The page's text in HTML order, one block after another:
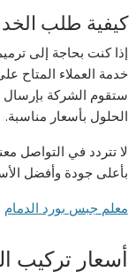
كيفية طلب
إذا كنت بحاجة إلى
ستقوم الشركة
الحلول بأسعار مناسبة.
لا تتردد في التواصل
بأعلى جودة وأفضل
معلم جبس بورد الدمام
أسعار تركيب